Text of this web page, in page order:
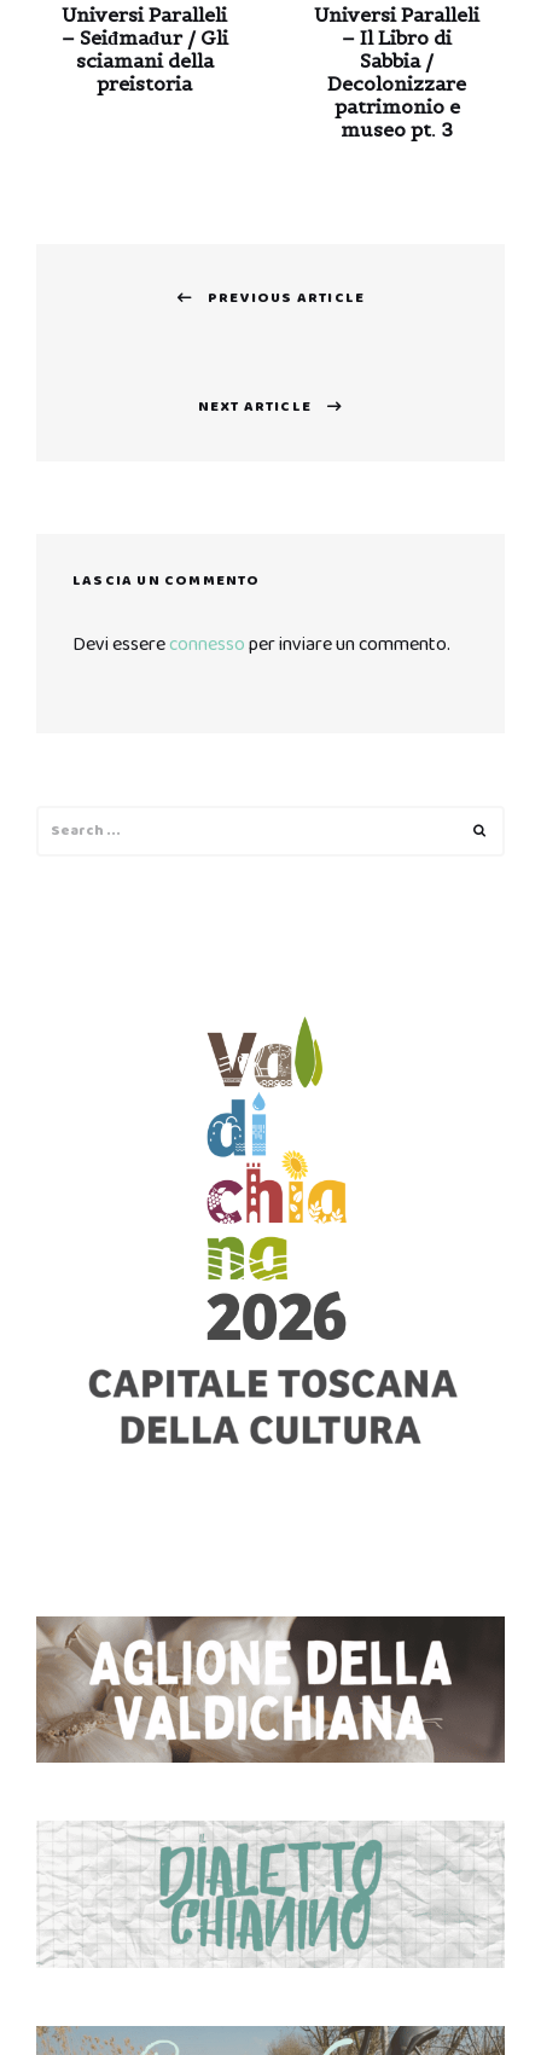
Universi Paralleli
– Seiđmađur / Gli
sciamani della
preistoria
Universi Paralleli
– Il Libro di
Sabbia /
Decolonizzare
patrimonio e
museo pt. 3
PREVIOUS ARTICLE
NEXT ARTICLE
LASCIA UN COMMENTO
Devi essereconnessoper inviare un commento.
for: